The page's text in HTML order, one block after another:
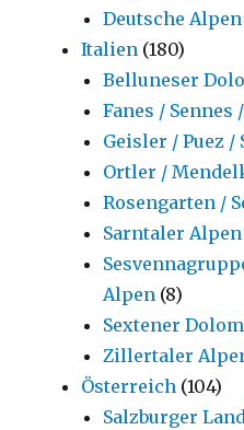
Deutsche Alpen
Italien (180)
Belluneser
Fanes / Sennes
Geisler / Puez /
Ortler /
Rosengarten /
Sarntaler Alpen
Alpen (8)
Sextener
Zillertaler
Österreich (104)
Salzburger